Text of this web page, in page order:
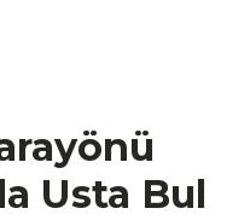
Usta Bul